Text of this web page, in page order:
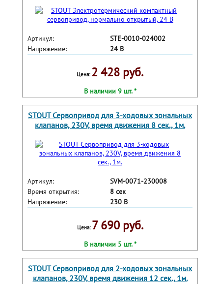
Артикул:
STE-0010-024002
Напряжение:
24 В
Цена: 2 428 руб.
В наличии 9 шт. *
STOUT Сервопривод для 3-ходовых зональных
клапанов, 230V, время движения 8 сек., 1м.
Артикул:
SVM-0071-230008
Время открытия:
8 сек
Напряжение:
230 В
Цена: 7 690 руб.
В наличии 5 шт. *
STOUT Сервопривод для 2-ходовых зональных
клапанов, 230V, время движения 12 сек., 1м.